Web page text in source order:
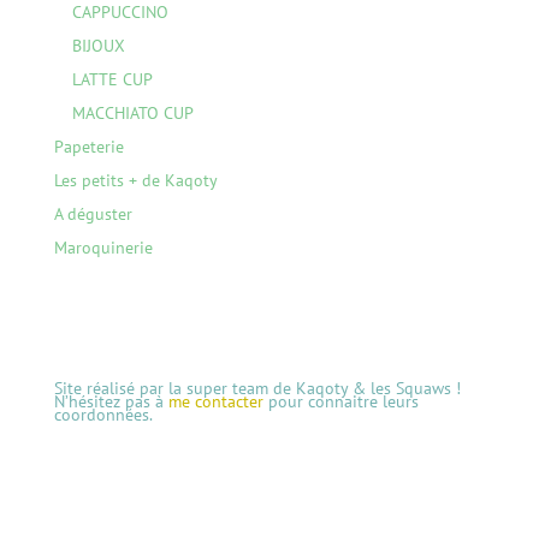
CAPPUCCINO
BIJOUX
LATTE CUP
MACCHIATO CUP
Papeterie
Les petits + de Kaqoty
A déguster
Maroquinerie
Site réalisé par la super team de Kaqoty & les Squaws !
N’hésitez pas à me contacterpour connaitre leurs
coordonnées.